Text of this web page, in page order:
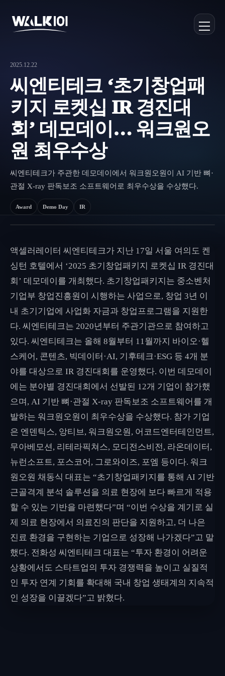
2025.12.22
씨엔티테크 ‘초기창업패
키지 로켓십 IR 경진대
회’ 데모데이… 워크원오
원 최우수상
씨엔티테크가 주관한 데모데이에서 워크원오원이 AI 기반 뼈·
관절 X-ray 판독보조 소프트웨어로 최우수상을 수상했다.
Award Demo Day IR
액셀러레이터 씨엔티테크가 지난 17일 서울 여의도 켄
싱턴 호텔에서 ‘2025 초기창업패키지 로켓십 IR 경진대
회’ 데모데이를 개최했다. 초기창업패키지는 중소벤처
기업부 창업진흥원이 시행하는 사업으로, 창업 3년 이
내 초기기업에 사업화 자금과 창업프로그램을 지원한
다. 씨엔티테크는 2020년부터 주관기관으로 참여하고
있다. 씨엔티테크는 올해 8월부터 11월까지 바이오·헬
스케어, 콘텐츠, 빅데이터·AI, 기후테크·ESG 등 4개 분
야를 대상으로 IR 경진대회를 운영했다. 이번 데모데이
에는 분야별 경진대회에서 선발된 12개 기업이 참가했
으며, AI 기반 뼈·관절 X-ray 판독보조 소프트웨어를 개
발하는 워크원오원이 최우수상을 수상했다. 참가 기업
은 엔덴틱스, 앙티브, 워크원오원, 어코드엔터테인먼트,
무아베모션, 리테라픽쳐스, 모디전스비전, 라온데이터,
뉴런소프트, 포스코어, 그로와이즈, 포엠 등이다. 워크
원오원 채동식 대표는 “초기창업패키지를 통해 AI 기반
근골격계 분석 솔루션을 의료 현장에 보다 빠르게 적용
할 수 있는 기반을 마련했다”며 “이번 수상을 계기로 실
제 의료 현장에서 의료진의 판단을 지원하고, 더 나은
진료 환경을 구현하는 기업으로 성장해 나가겠다”고 말
했다. 전화성 씨엔티테크 대표는 “투자 환경이 어려운
상황에서도 스타트업의 투자 경쟁력을 높이고 실질적
인 투자 연계 기회를 확대해 국내 창업 생태계의 지속적
인 성장을 이끌겠다”고 밝혔다.